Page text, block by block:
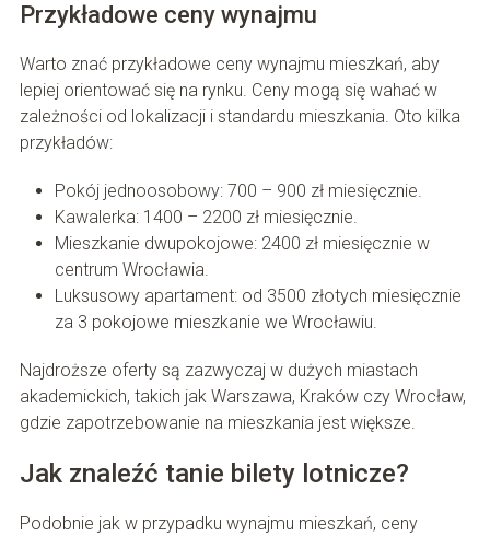
Przykładowe ceny wynajmu
Warto znać przykładowe ceny wynajmu mieszkań, aby
lepiej orientować się na rynku. Ceny mogą się wahać w
zależności od lokalizacji i standardu mieszkania. Oto kilka
przykładów:
Pokój jednoosobowy: 700 – 900 zł miesięcznie.
Kawalerka: 1400 – 2200 zł miesięcznie.
Mieszkanie dwupokojowe: 2400 zł miesięcznie w
centrum Wrocławia.
Luksusowy apartament: od 3500 złotych miesięcznie
za 3 pokojowe mieszkanie we Wrocławiu.
Najdroższe oferty są zazwyczaj w dużych miastach
akademickich, takich jak Warszawa, Kraków czy Wrocław,
gdzie zapotrzebowanie na mieszkania jest większe.
Jak znaleźć tanie bilety lotnicze?
Podobnie jak w przypadku wynajmu mieszkań, ceny